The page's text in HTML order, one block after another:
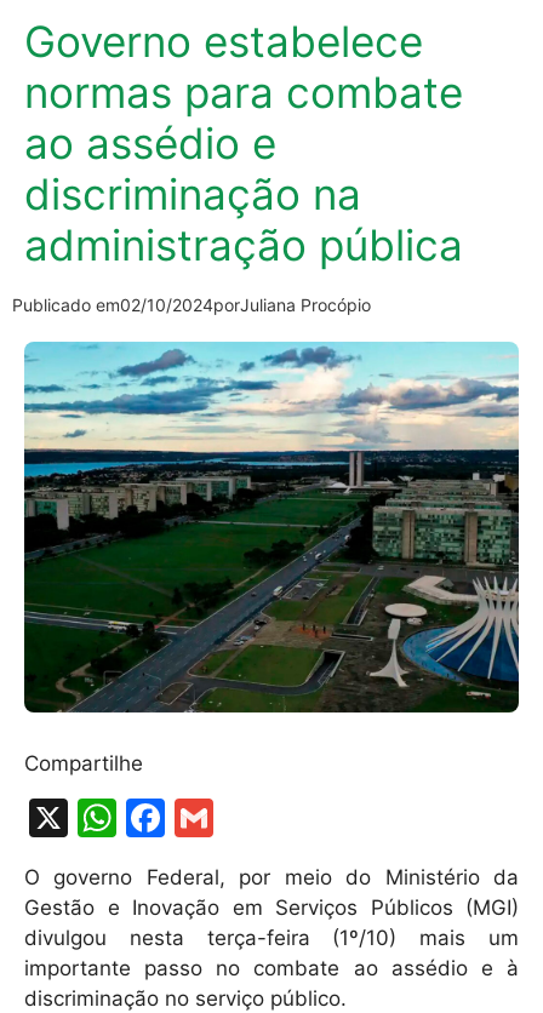
Governo estabelece
normas para combate
ao assédio e
discriminação na
administração pública
Publicado em02/10/2024porJuliana Procópio
Compartilhe
X
W
at
s
A
F
a
c
e
b
m
ai
l
O governo Federal, por meio do Ministério da
Gestão e Inovação em Serviços Públicos (MGI)
divulgou nesta terça-feira (1º/10) mais um
importante passo no combate ao assédio e à
discriminação no serviço público.